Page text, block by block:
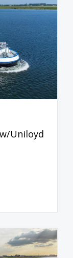
Uniloyd